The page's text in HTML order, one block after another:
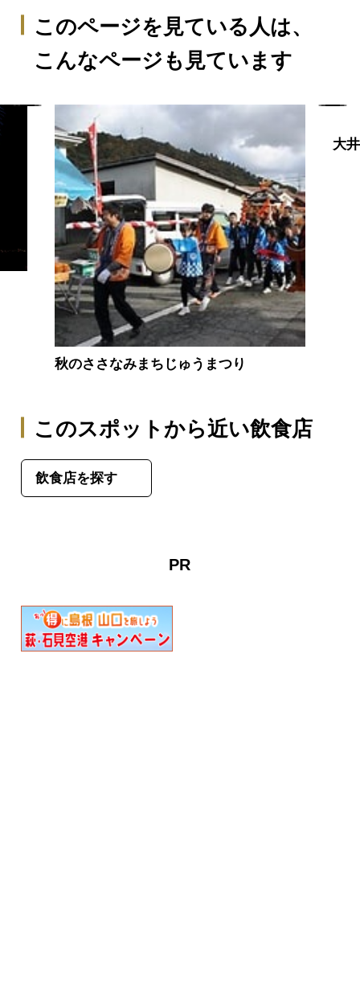
このページを見ている人は、
こんなページも見ています
秋のささなみまちじゅうまつり
大
このスポットから近い飲食店
飲食店を探す
PR